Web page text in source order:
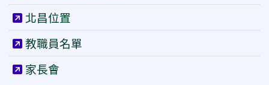
北昌位置
教職員名單
家長會